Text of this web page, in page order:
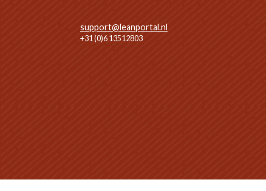
support@leanportal.nl
+31 (0)6 13512803